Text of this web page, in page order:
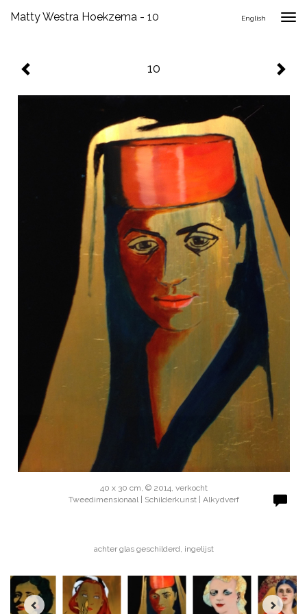
Matty Westra Hoekzema - 10 English
10
40 x 30 cm, © 2014, verkocht
Tweedimensionaal | Schilderkunst | Alkydverf
achter glas geschilderd, ingelijst